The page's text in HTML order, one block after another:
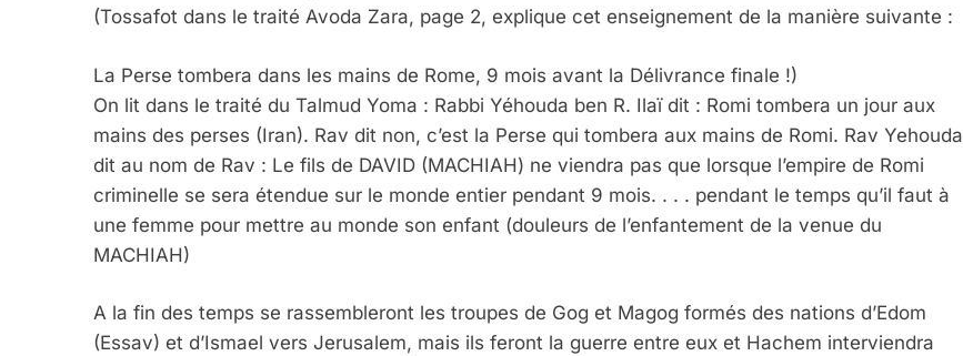
(Tossafot dans le traité Avoda Zara, page 2, explique cet enseignement de la manière suivante :
La Perse tombera dans les mains de Rome, 9 mois avant la Délivrance finale !)
On lit dans le traité du Talmud Yoma : Rabbi Yéhouda ben R. Ilaï dit : Romi tombera un jour aux
mains des perses (Iran). Rav dit non, c’est la Perse qui tombera aux mains de Romi. Rav Yehouda
dit au nom de Rav : Le fils de DAVID (MACHIAH) ne viendra pas que lorsque l’empire de Romi
criminelle se sera étendue sur le monde entier pendant 9 mois. . . . pendant le temps qu’il faut à
une femme pour mettre au monde son enfant (douleurs de l’enfantement de la venue du
MACHIAH)
A la fin des temps se rassembleront les troupes de Gog et Magog formés des nations d’Edom
(Essav) et d’Ismael vers Jerusalem, mais ils feront la guerre entre eux et Hachem interviendra